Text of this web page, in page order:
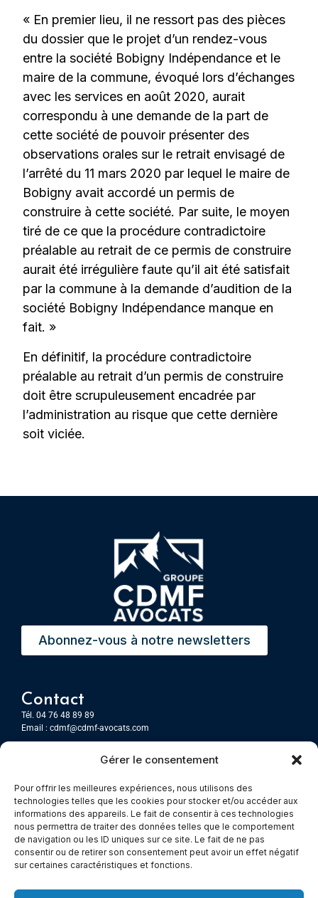
Gérer le consentement
Pour offrir les meilleures expériences, nous utilisons des
technologies telles que les cookies pour stocker et/ou accéder aux
informations des appareils. Le fait de consentir à ces technologies
nous permettra de traiter des données telles que le comportement
de navigation ou les ID uniques sur ce site. Le fait de ne pas
consentir ou de retirer son consentement peut avoir un effet négatif
sur certaines caractéristiques et fonctions.
« En premier lieu, il ne ressort pas des pièces
du dossier que le projet d’un rendez-vous
entre la société Bobigny Indépendance et le
maire de la commune, évoqué lors d’échanges
avec les services en août 2020, aurait
correspondu à une demande de la part de
cette société de pouvoir présenter des
observations orales sur le retrait envisagé de
l’arrêté du 11 mars 2020 par lequel le maire de
Bobigny avait accordé un permis de
construire à cette société. Par suite, le moyen
tiré de ce que la procédure contradictoire
préalable au retrait de ce permis de construire
aurait été irrégulière faute qu’il ait été satisfait
par la commune à la demande d’audition de la
société Bobigny Indépendance manque en
fait. »
En définitif, la procédure contradictoire
préalable au retrait d’un permis de construire
doit être scrupuleusement encadrée par
l’administration au risque que cette dernière
soit viciée.
Abonnez-vous à notre newsletters
Contact
Tél. 04 76 48 89 89
Email : cdmf@cdmf-avocats.com
7 Place Firmin Gautier
CS 80476
38016 GRENOBLE, Cedex 1
Chambery
Immeuble le Paris
73000 Chambéry